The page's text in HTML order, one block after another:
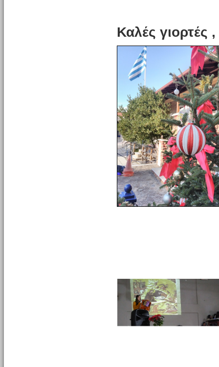
Καλές γιορτές ,